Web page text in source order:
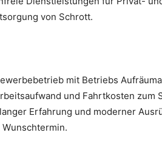
von Schrott.
mit Betriebs
und Fahrtkosten zum
Erfahrung und moderner